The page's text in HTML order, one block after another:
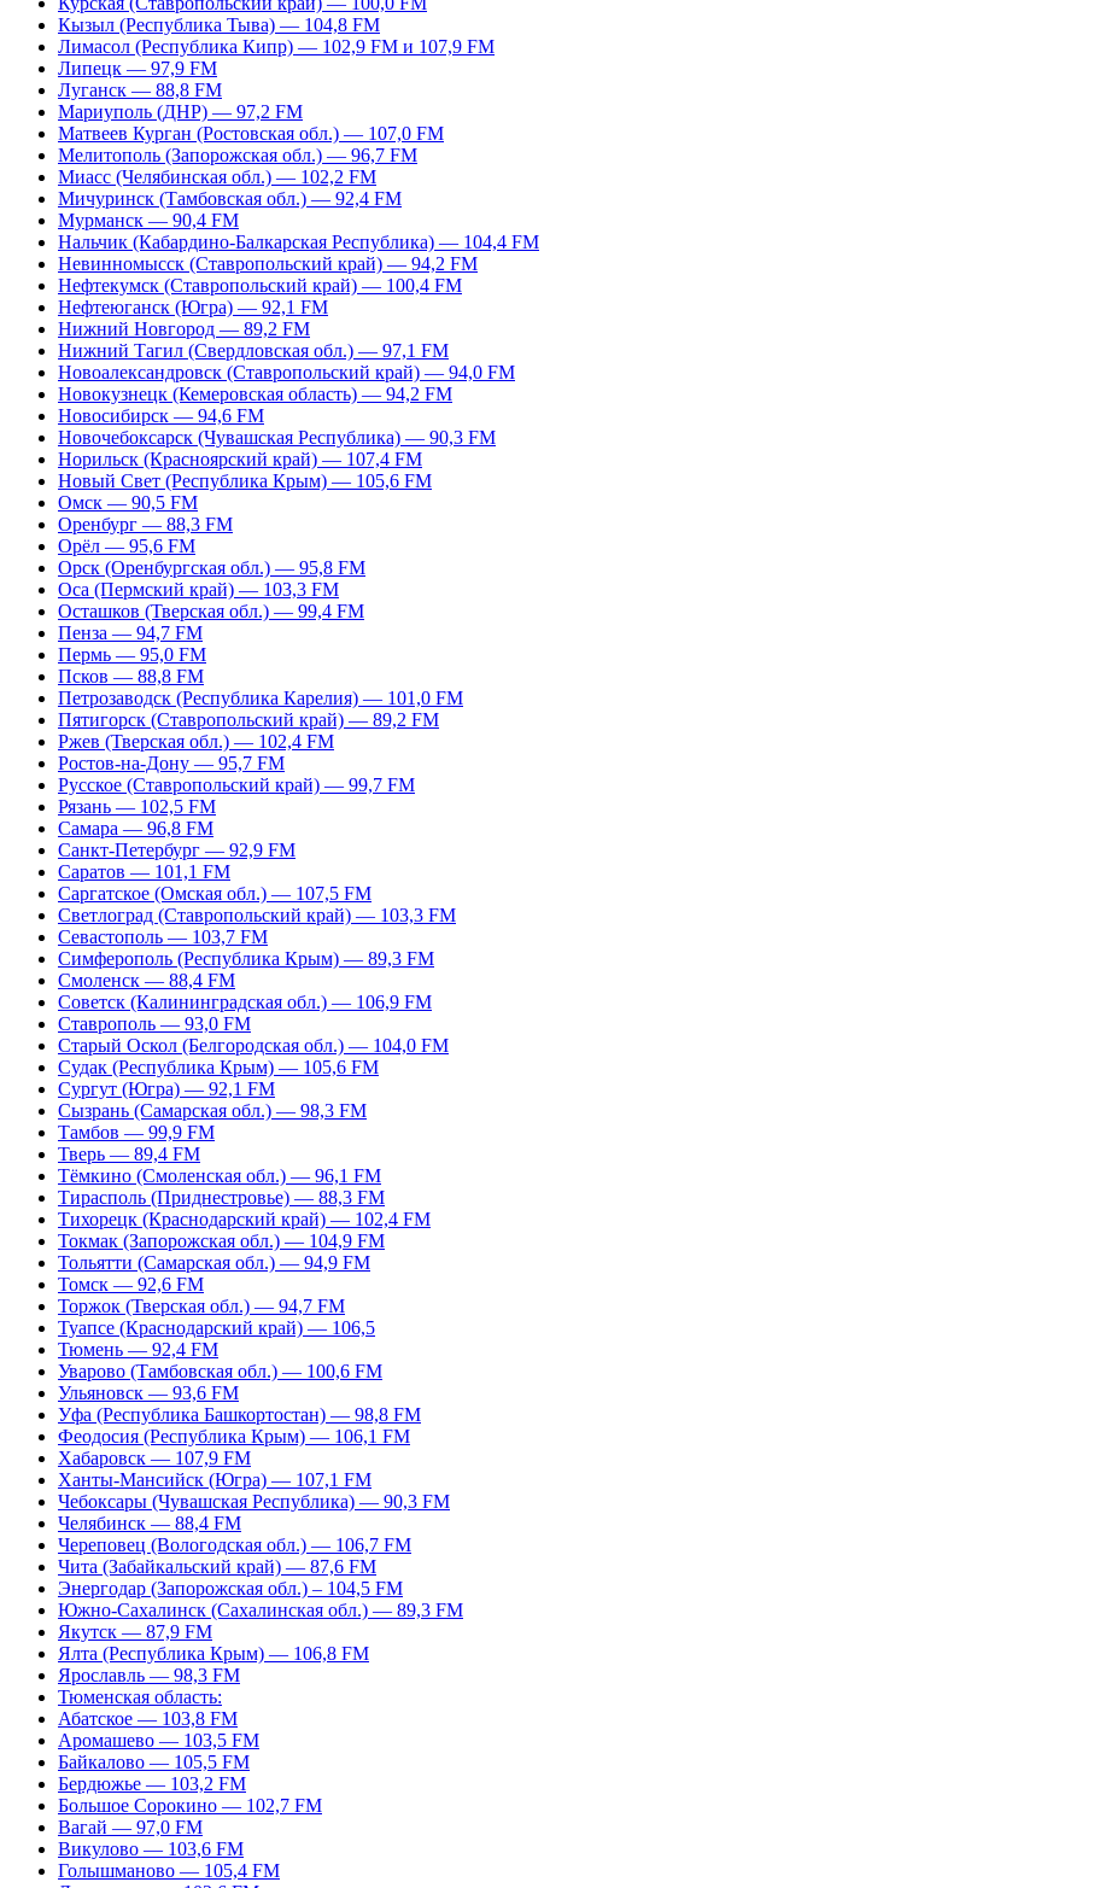
Кызыл (Республика Тыва) — 104,8 FM
Лимасол (Республика Кипр) — 102,9 FM и 107,9 FM
Липецк — 97,9 FM
Луганск — 88,8 FM
Мариуполь (ДНР) — 97,2 FM
Матвеев Курган (Ростовская обл.) — 107,0 FM
Мелитополь (Запорожская обл.) — 96,7 FM
Миасс (Челябинская обл.) — 102,2 FM
Мичуринск (Тамбовская обл.) — 92,4 FM
Мурманск — 90,4 FM
Нальчик (Кабардино-Балкарская Республика) — 104,4 FM
Невинномысск (Ставропольский край) — 94,2 FM
Нефтекумск (Ставропольский край) — 100,4 FM
Нефтеюганск (Югра) — 92,1 FM
Нижний Новгород — 89,2 FM
Нижний Тагил (Свердловская обл.) — 97,1 FM
Новоалександровск (Ставропольский край) — 94,0 FM
Новокузнецк (Кемеровская область) — 94,2 FM
Новосибирск — 94,6 FM
Новочебоксарск (Чувашская Республика) — 90,3 FM
Норильск (Красноярский край) — 107,4 FM
Новый Свет (Республика Крым) — 105,6 FM
Омск — 90,5 FM
Оренбург — 88,3 FM
Орёл — 95,6 FM
Орск (Оренбургская обл.) — 95,8 FM
Оса (Пермский край) — 103,3 FM
Осташков (Тверская обл.) — 99,4 FM
Пенза — 94,7 FM
Пермь — 95,0 FM
Псков — 88,8 FM
Петрозаводск (Республика Карелия) — 101,0 FM
Пятигорск (Ставропольский край) — 89,2 FM
Ржев (Тверская обл.) — 102,4 FM
Ростов-на-Дону — 95,7 FM
Русское (Ставропольский край) — 99,7 FM
Рязань — 102,5 FM
Самара — 96,8 FM
Санкт-Петербург — 92,9 FM
Саратов — 101,1 FM
Саргатское (Омская обл.) — 107,5 FM
Светлоград (Ставропольский край) — 103,3 FM
Севастополь — 103,7 FM
Симферополь (Республика Крым) — 89,3 FM
Смоленск — 88,4 FM
Советск (Калининградская обл.) — 106,9 FM
Ставрополь — 93,0 FM
Старый Оскол (Белгородская обл.) — 104,0 FM
Судак (Республика Крым) — 105,6 FM
Сургут (Югра) — 92,1 FM
Сызрань (Самарская обл.) — 98,3 FM
Тамбов — 99,9 FM
Тверь — 89,4 FM
Тёмкино (Смоленская обл.) — 96,1 FM
Тирасполь (Приднестровье) — 88,3 FM
Тихорецк (Краснодарский край) — 102,4 FM
Токмак (Запорожская обл.) — 104,9 FM
Тольятти (Самарская обл.) — 94,9 FM
Томск — 92,6 FM
Торжок (Тверская обл.) — 94,7 FM
Туапсе (Краснодарский край) — 106,5
Тюмень — 92,4 FM
Уварово (Тамбовская обл.) — 100,6 FM
Ульяновск — 93,6 FM
Уфа (Республика Башкортостан) — 98,8 FM
Феодосия (Республика Крым) — 106,1 FM
Хабаровск — 107,9 FM
Ханты-Мансийск (Югра) — 107,1 FM
Чебоксары (Чувашская Республика) — 90,3 FM
Челябинск — 88,4 FM
Череповец (Вологодская обл.) — 106,7 FM
Чита (Забайкальский край) — 87,6 FM
Энергодар (Запорожская обл.) – 104,5 FM
Южно-Сахалинск (Сахалинская обл.) — 89,3 FM
Якутск — 87,9 FM
Ялта (Республика Крым) — 106,8 FM
Ярославль — 98,3 FM
Тюменская область:
Абатское — 103,8 FM
Аромашево — 103,5 FM
Байкалово — 105,5 FM
Бердюжье — 103,2 FM
Большое Сорокино — 102,7 FM
Вагай — 97,0 FM
Викулово — 103,6 FM
Голышманово — 105,4 FM